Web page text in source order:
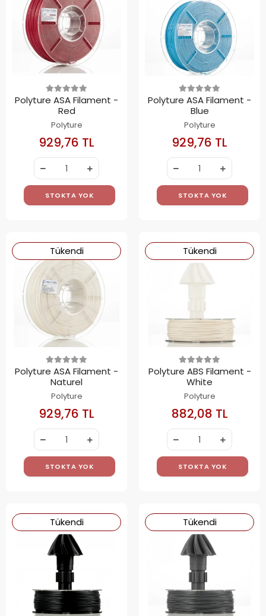
Polyture ASA Filament -
Red
Polyture
929,76 TL
STOKTA YOK
Polyture ASA Filament -
Blue
Polyture
929,76 TL
STOKTA YOK
Tükendi
Polyture ASA Filament -
Naturel
Polyture
929,76 TL
STOKTA YOK
Tükendi
Polyture ABS Filament -
White
Polyture
882,08 TL
STOKTA YOK
Tükendi Tükendi